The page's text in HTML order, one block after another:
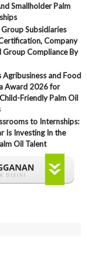
Smallholder Palm
Subsidiaries
Company
Group Compliance By
Agribusiness and Food
Award 2026 for
Friendly Palm Oil
to Internships:
Is Investing In the
Oil Talent